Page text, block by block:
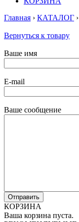
Главная › КАТАЛОГ ›
Вернуться к товару
Ваше имя
E-mail
Ваше сообщение
КОРЗИНА
Ваша корзина пуста.